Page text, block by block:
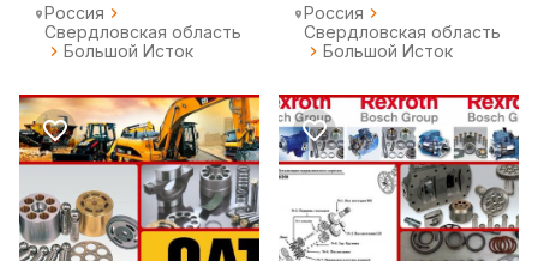
Россия
Свердловская область
Большой Исток
Россия
Свердловская область
Большой Исток